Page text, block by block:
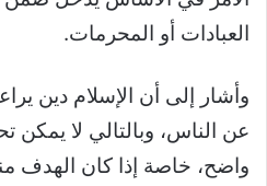
العبادات أو المحرمات.
وأشار إلى أن الإسلام دين
عن الناس، وبالتالي لا يمكن
واضح، خاصة إذا كان الهدف